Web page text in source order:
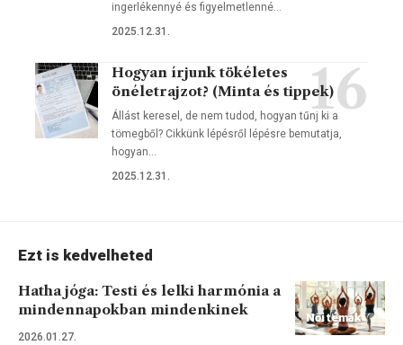
ingerlékennyé és figyelmetlenné…
2025.12.31.
Hogyan írjunk tökéletes
önéletrajzot? (Minta és tippek)
Állást keresel, de nem tudod, hogyan tűnj ki a
tömegből? Cikkünk lépésről lépésre bemutatja,
hogyan…
2025.12.31.
Ezt is kedvelheted
Női témák
Hatha jóga: Testi és lelki harmónia a
mindennapokban mindenkinek
2026.01.27.